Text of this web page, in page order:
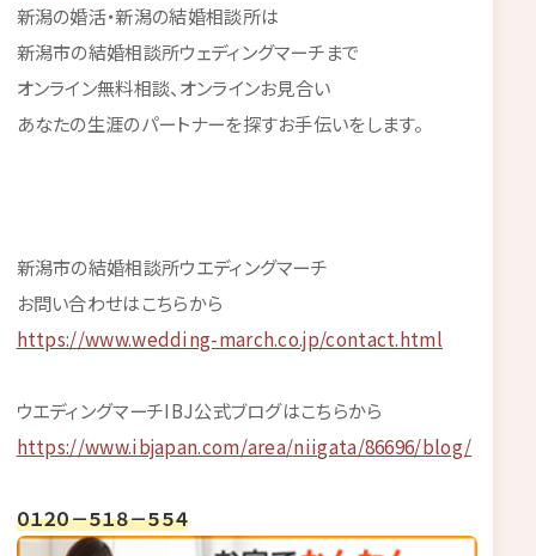
新潟の婚活・新潟の結婚相談所は
新潟市の結婚相談所ウェディングマーチまで
オンライン無料相談、オンラインお見合い
あなたの生涯のパートナーを探すお手伝いをします。
新潟市の結婚相談所ウエディングマーチ
お問い合わせはこちらから
https://www.wedding-march.co.jp/contact.html
ウエディングマーチIBJ公式ブログはこちらから
https://www.ibjapan.com/area/niigata/86696/blog/
０１２０－５１８－５５４